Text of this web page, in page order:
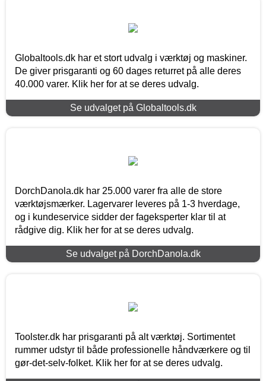
Globaltools.dk har et stort udvalg i værktøj og maskiner.
De giver prisgaranti og 60 dages returret på alle deres
40.000 varer. Klik her for at se deres udvalg.
Se udvalget på Globaltools.dk
DorchDanola.dk har 25.000 varer fra alle de store
værktøjsmærker. Lagervarer leveres på 1-3 hverdage,
og i kundeservice sidder der fageksperter klar til at
rådgive dig. Klik her for at se deres udvalg.
Se udvalget på DorchDanola.dk
Toolster.dk har prisgaranti på alt værktøj. Sortimentet
rummer udstyr til både professionelle håndværkere og til
gør-det-selv-folket. Klik her for at se deres udvalg.